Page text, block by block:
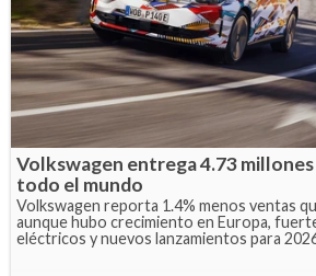
Volkswagen entrega 4.73
todo el mundo
Volkswagen reporta 1.4% menos ventas
aunque hubo crecimiento en Europa,
eléctricos y nuevos lanzamientos para